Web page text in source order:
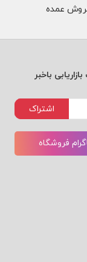
عمده
باخبر
اشتراک
فروشگاه